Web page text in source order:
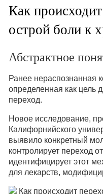
Как
острой боли к
Абстрактное
Ранее нераспознанная
определенная как цель
переход.
Новое исследование,
Калифорнийского
выявило конкретный
контролирует переход
идентифицирует этот
для лекарств,